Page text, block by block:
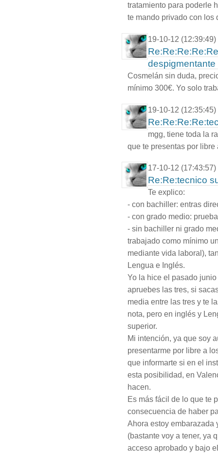
tratamiento para poderle
te mando privado con los
19-10-12 (12:39:49)
despigmentante
Cosmelán sin duda,
mínimo 300€. Yo solo
19-10-12 (12:35:45)
mgg, tiene toda la
que te presentas por
17-10-12 (17:43:57)
Re:Re:tecnico
Te explico:
- con bachiller: entras
- con grado medio:
- sin bachiller ni grado
trabajado como mínimo
mediante vida laboral),
Lengua e Inglés.
Yo la hice el pasado
apruebes las tres, si
media entre las tres y te
nota, pero en inglés y
superior.
Mi intención, ya que soy
presentarme por libre a
que informarte si en el
esta posibilidad, en
hacen.
Es más fácil de lo que te
consecuencia de haber
Ahora estoy embarazada
(bastante voy a tener, ya
acceso aprobado y bajo